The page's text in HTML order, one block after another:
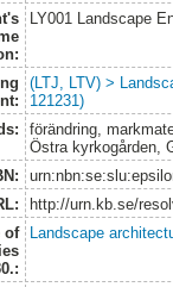
LY001 Landscape
(LTJ, LTV) >
121231)
förändring,
Östra kyrkogården,
http://urn.kb.se/
of
Landscape